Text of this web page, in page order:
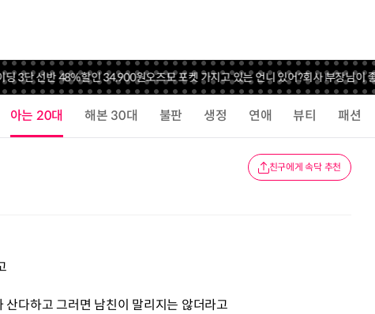
3단 선반 48%할인 34,900원오즈모 포켓 가지고 있는 언니 있어?회사 부장님이 좋
아는 20대 해본 30대 불판 생정 연애 뷰티 패션
친구에게 속닥 추천
다하고 그러면 남친이 말리지는 않더라고